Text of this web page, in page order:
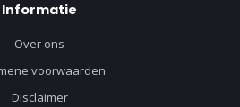
Informatie
Over ons
voorwaarden
Disclaimer